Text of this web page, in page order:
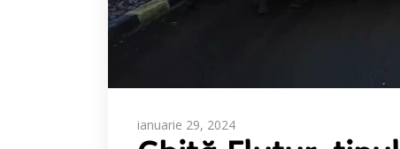
ianuarie 29, 2024